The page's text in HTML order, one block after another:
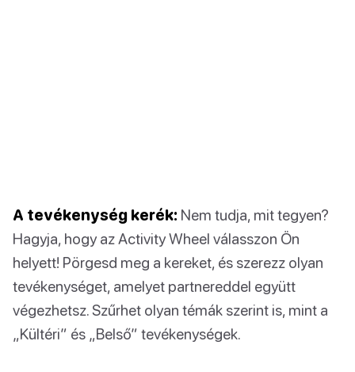
A tevékenység kerék: Nem tudja, mit tegyen?
Hagyja, hogy az Activity Wheel válasszon Ön
helyett! Pörgesd meg a kereket, és szerezz olyan
tevékenységet, amelyet partnereddel együtt
végezhetsz. Szűrhet olyan témák szerint is, mint a
„Kültéri” és „Belső” tevékenységek.